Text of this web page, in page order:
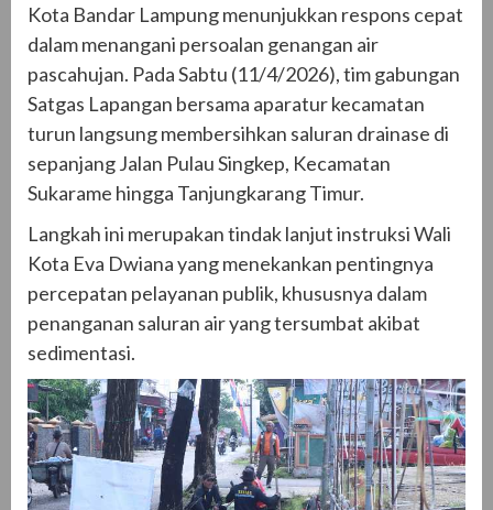
Kota Bandar Lampung menunjukkan respons cepat
dalam menangani persoalan genangan air
pascahujan. Pada Sabtu (11/4/2026), tim gabungan
Satgas Lapangan bersama aparatur kecamatan
turun langsung membersihkan saluran drainase di
sepanjang Jalan Pulau Singkep, Kecamatan
Sukarame hingga Tanjungkarang Timur.
Langkah ini merupakan tindak lanjut instruksi Wali
Kota Eva Dwiana yang menekankan pentingnya
percepatan pelayanan publik, khususnya dalam
penanganan saluran air yang tersumbat akibat
sedimentasi.